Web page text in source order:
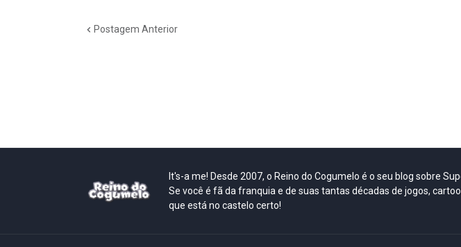
Postagem Anterior
It's-a me! Desde 2007, o Reino do Cogumelo é o seu blog sobre
Se você é fã da franquia e de suas tantas décadas de jogos,
que está no castelo certo!